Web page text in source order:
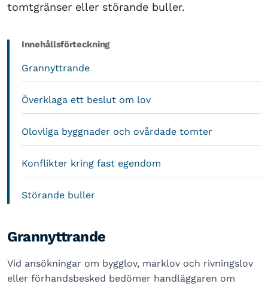
tomtgränser eller störande buller.
Innehållsförteckning
Grannyttrande
Överklaga ett beslut om lov
Olovliga byggnader och ovårdade tomter
Konflikter kring fast egendom
Störande buller
Grannyttrande
Vid ansökningar om bygglov, marklov och rivningslov
eller förhandsbesked bedömer handläggaren om